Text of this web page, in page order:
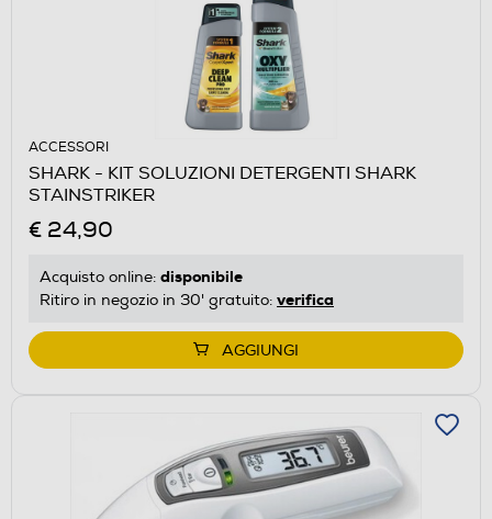
ACCESSORI
SHARK - KIT SOLUZIONI DETERGENTI SHARK
STAINSTRIKER
€ 24,90
Acquisto online: disponibile
Ritiro in negozio in 30' gratuito: verifica
AGGIUNGI